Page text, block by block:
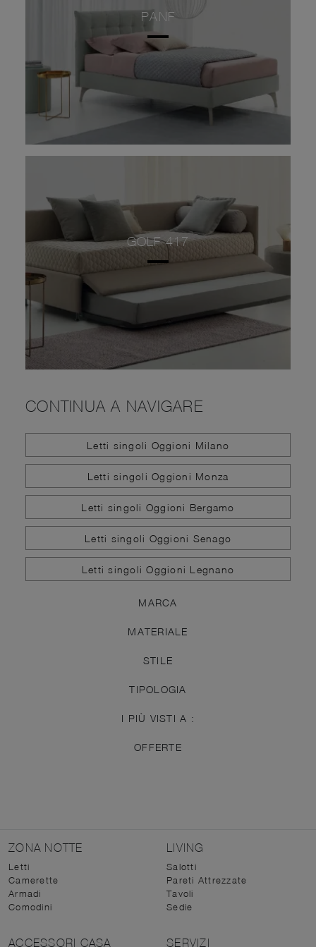
PANF
GOLF 417
CONTINUA A NAVIGARE
Letti singoli Oggioni Milano
Letti singoli Oggioni Monza
Letti singoli Oggioni Bergamo
Letti singoli Oggioni Senago
Letti singoli Oggioni Legnano
MARCA
MATERIALE
STILE
TIPOLOGIA
I PIÙ VISTI A :
OFFERTE
ZONA NOTTE
Letti
Camerette
Armadi
Comodini
LIVING
Salotti
Pareti Attrezzate
Tavoli
Sedie
ACCESSORI CASA SERVIZI